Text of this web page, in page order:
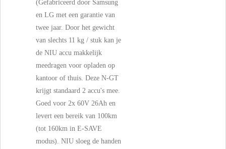
(Gefabriceerd door Samsung
en LG met een garantie van
twee jaar. Door het gewicht
van slechts 11 kg / stuk kan je
de NIU accu makkelijk
meedragen voor opladen op
kantoor of thuis. Deze N-GT
krijgt standaard 2 accu's mee.
Goed voor 2x 60V 26Ah en
levert een bereik van 100km
(tot 160km in E-SAVE
modus). NIU sloeg de handen